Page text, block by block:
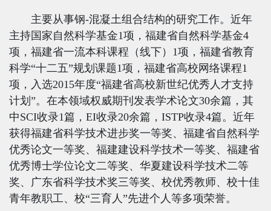
主要从事钢-混凝土组合结构的研究工作。近年
主持国家自然科学基金1项，福建省自然科学基金4
项，福建省一流本科课程（线下） 1项，福建省教育
科学“十二五”规划课题1项，福建省高校网络课程1
项，入选2015年度“福建省高校新世纪优秀人才支持
计划”。在本领域权威期刊发表学术论文30余篇，其
中SCI收录1篇， EI收录20余篇， ISTP收录4篇。近年
获得福建省科学技术进步奖一等奖、福建省自然科学
优秀论文一等奖、福建建设科学技术一等奖、福建省
优秀博士学位论文二等奖、华夏建设科学技术二等
奖、广东省科学技术奖三等奖、校优秀教师、校十佳
青年教职工、校“三育人”先进个人等多项荣誉。